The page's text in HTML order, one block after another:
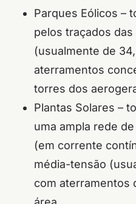
Parques Eólicos –
pelos traçados
(usualmente de
aterramentos
torres dos
Plantas Solares –
uma ampla rede
(em corrente
média-tensão
com aterramentos